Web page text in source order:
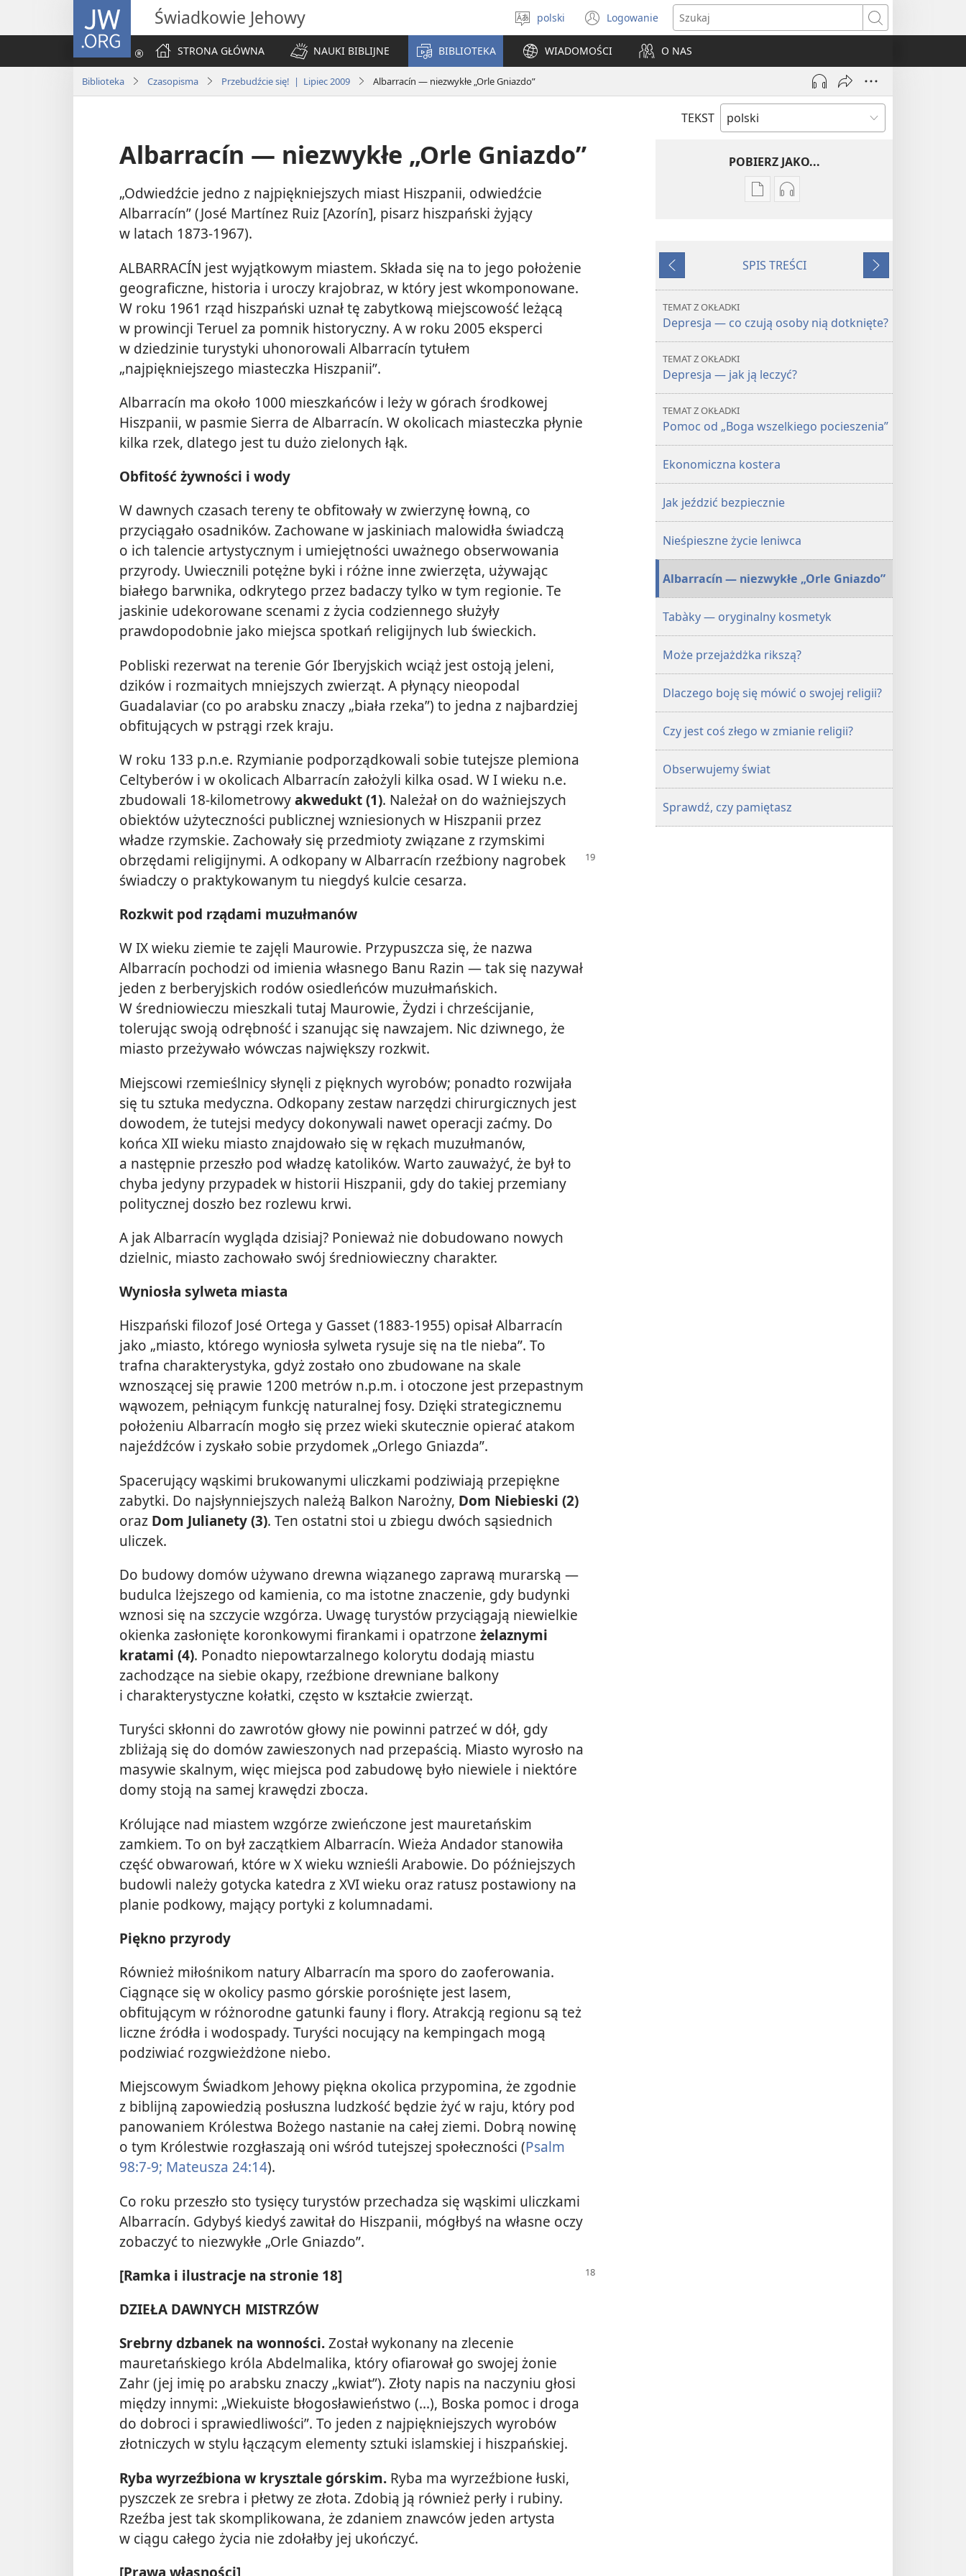
JW.ORG Świadkowie Jehowy
Wybór
języka
polski Logowanie
(opens
new
window)
Szukaj
STRONA GŁÓWNA
NAUKI BIBLIJNE BIBLIOTEKA WIADOMOŚCI O NAS
Biblioteka Czasopisma Przebudźcie się! | Lipiec 2009 Albarracín — niezwykłe „Orle Gniazdo”
TEKST
Albarracín — niezwykłe „Orle Gniazdo”
„Odwiedźcie jedno z najpiękniejszych miast Hiszpanii, odwiedźcie
Albarracín” (José Martínez Ruiz [Azorín], pisarz hiszpański żyjący
w latach 1873-1967).
ALBARRACÍN jest wyjątkowym miastem. Składa się na to jego położenie
geograficzne, historia i uroczy krajobraz, w który jest wkomponowane.
W roku 1961 rząd hiszpański uznał tę zabytkową miejscowość leżącą
w prowincji Teruel za pomnik historyczny. A w roku 2005 eksperci
w dziedzinie turystyki uhonorowali Albarracín tytułem
„najpiękniejszego miasteczka Hiszpanii”.
Albarracín ma około 1000 mieszkańców i leży w górach środkowej
Hiszpanii, w pasmie Sierra de Albarracín. W okolicach miasteczka płynie
kilka rzek, dlatego jest tu dużo zielonych łąk.
Obfitość żywności i wody
W dawnych czasach tereny te obfitowały w zwierzynę łowną, co
przyciągało osadników. Zachowane w jaskiniach malowidła świadczą
o ich talencie artystycznym i umiejętności uważnego obserwowania
przyrody. Uwiecznili potężne byki i różne inne zwierzęta, używając
białego barwnika, odkrytego przez badaczy tylko w tym regionie. Te
jaskinie udekorowane scenami z życia codziennego służyły
prawdopodobnie jako miejsca spotkań religijnych lub świeckich.
Pobliski rezerwat na terenie Gór Iberyjskich wciąż jest ostoją jeleni,
dzików i rozmaitych mniejszych zwierząt. A płynący nieopodal
Guadalaviar (co po arabsku znaczy „biała rzeka”) to jedna z najbardziej
obfitujących w pstrągi rzek kraju.
W roku 133 p.n.e. Rzymianie podporządkowali sobie tutejsze plemiona
Celtyberów i w okolicach Albarracín założyli kilka osad. W I wieku n.e.
zbudowali 18-kilometrowyakwedukt (1). Należał on do ważniejszych
obiektów użyteczności publicznej wzniesionych w Hiszpanii przez
władze rzymskie. Zachowały się przedmioty związane z rzymskimi
obrzędami religijnymi. A odkopanyw Albarracín rzeźbiony nagrobek
świadczy o praktykowanym tu niegdyś kulcie cesarza.
Rozkwit pod rządami muzułmanów
W IX wieku ziemie te zajęli Maurowie. Przypuszcza się, że nazwa
Albarracín pochodzi od imienia własnego Banu Razin — tak się nazywał
jeden z berberyjskich rodów osiedleńców muzułmańskich.
W średniowieczu mieszkali tutaj Maurowie, Żydzi i chrześcijanie,
tolerując swoją odrębność i szanując się nawzajem. Nic dziwnego, że
miasto przeżywało wówczas największy rozkwit.
Miejscowi rzemieślnicy słynęli z pięknych wyrobów; ponadto rozwijała
się tu sztuka medyczna. Odkopany zestaw narzędzi chirurgicznych jest
dowodem, że tutejsi medycy dokonywali nawet operacji zaćmy. Do
końca XII wieku miasto znajdowało się w rękach muzułmanów,
a następnie przeszło pod władzę katolików. Warto zauważyć, że był to
chyba jedyny przypadek w historii Hiszpanii, gdy do takiej przemiany
politycznej doszło bez rozlewu krwi.
A jak Albarracín wygląda dzisiaj? Ponieważ nie dobudowano nowych
dzielnic, miasto zachowało swój średniowieczny charakter.
Wyniosła sylweta miasta
Hiszpański filozof José Ortega y Gasset (1883-1955) opisał Albarracín
jako „miasto, którego wyniosła sylweta rysuje się na tle nieba”. To
trafna charakterystyka, gdyż zostało ono zbudowane na skale
wznoszącej się prawie 1200 metrów n.p.m. i otoczone jest przepastnym
wąwozem, pełniącym funkcję naturalnej fosy. Dzięki strategicznemu
położeniu Albarracín mogło się przez wieki skutecznie opierać atakom
najeźdźców i zyskało sobie przydomek „Orlego Gniazda”.
Spacerujący wąskimi brukowanymi uliczkami podziwiają przepiękne
zabytki. Do najsłynniejszych należą Balkon Narożny, Dom Niebieski (2)
oraz Dom Julianety (3). Ten ostatni stoi u zbiegu dwóch sąsiednich
uliczek.
Do budowy domów używano drewna wiązanego zaprawą murarską —
budulca lżejszego od kamienia, co ma istotne znaczenie, gdy budynki
wznosi się na szczycie wzgórza. Uwagę turystów przyciągają niewielkie
okienka zasłonięte koronkowymi firankami i opatrzone żelaznymi
kratami (4). Ponadto niepowtarzalnego kolorytu dodają miastu
zachodzące na siebie okapy, rzeźbione drewniane balkony
i charakterystyczne kołatki, często w kształcie zwierząt.
Turyści skłonni do zawrotów głowy nie powinni patrzeć w dół, gdy
zbliżają się do domów zawieszonych nad przepaścią. Miasto wyrosło na
masywie skalnym, więc miejsca pod zabudowę było niewiele i niektóre
domy stoją na samej krawędzi zbocza.
Królujące nad miastem wzgórze zwieńczone jest mauretańskim
zamkiem. To on był zaczątkiem Albarracín. Wieża Andador stanowiła
część obwarowań, które w X wieku wznieśli Arabowie. Do późniejszych
budowli należy gotycka katedra z XVI wieku oraz ratusz postawiony na
planie podkowy, mający portyki z kolumnadami.
Piękno przyrody
Również miłośnikom natury Albarracín ma sporo do zaoferowania.
Ciągnące się w okolicy pasmo górskie porośnięte jest lasem,
obfitującym w różnorodne gatunki fauny i flory. Atrakcją regionu są też
liczne źródła i wodospady. Turyści nocujący na kempingach mogą
podziwiać rozgwieżdżone niebo.
Miejscowym Świadkom Jehowy piękna okolica przypomina, że zgodnie
z biblijną zapowiedzią posłuszna ludzkość będzie żyć w raju, który pod
panowaniem Królestwa Bożego nastanie na całej ziemi. Dobrą nowinę
o tym Królestwie rozgłaszają oni wśród tutejszej społeczności (Psalm
98:7-9; Mateusza 24:14).
Co roku przeszło sto tysięcy turystów przechadza się wąskimi uliczkami
Albarracín. Gdybyś kiedyś zawitał do Hiszpanii, mógłbyś na własne oczy
zobaczyć to niezwykłe „Orle Gniazdo”.
[Ramka i ilustracje na stronie 18]
DZIEŁA DAWNYCH MISTRZÓW
Srebrny dzbanek na wonności.Został wykonany na zlecenie
mauretańskiego króla Abdelmalika, który ofiarował go swojej żonie
Zahr (jej imię po arabsku znaczy „kwiat”). Złoty napis na naczyniu głosi
między innymi: „Wiekuiste błogosławieństwo (...), Boska pomoc i droga
do dobroci i sprawiedliwości”. To jeden z najpiękniejszych wyrobów
złotniczych w stylu łączącym elementy sztuki islamskiej i hiszpańskiej.
Ryba wyrzeźbiona w krysztale górskim. Ryba ma wyrzeźbione łuski,
pyszczek ze srebra i płetwy ze złota. Zdobią ją również perły i rubiny.
Rzeźba jest tak skomplikowana, że zdaniem znawców jeden artysta
w ciągu całego życia nie zdołałby jej ukończyć.
[Prawa własności]
POBIERZ JAKO...
Ustawienia
PRZEBUDŹCIE
Ustawienia
PRZEBUDŹCIE
Wstecz
SPIS TREŚCI
Dalej
TEMAT Z OKŁADKI
Depresja — co czują osoby nią dotknięte?
TEMAT Z OKŁADKI
Depresja — jak ją leczyć?
TEMAT Z OKŁADKI
Pomoc od „Boga wszelkiego pocieszenia”
Ekonomiczna kostera
Jak jeździć bezpiecznie
Nieśpieszne życie leniwca
Albarracín — niezwykłe „Orle Gniazdo”
Tabàky — oryginalny kosmetyk
Może przejażdżka rikszą?
Dlaczego boję się mówić o swojej religii?
Czy jest coś złego w zmianie religii?
Obserwujemy świat
Sprawdź, czy pamiętasz